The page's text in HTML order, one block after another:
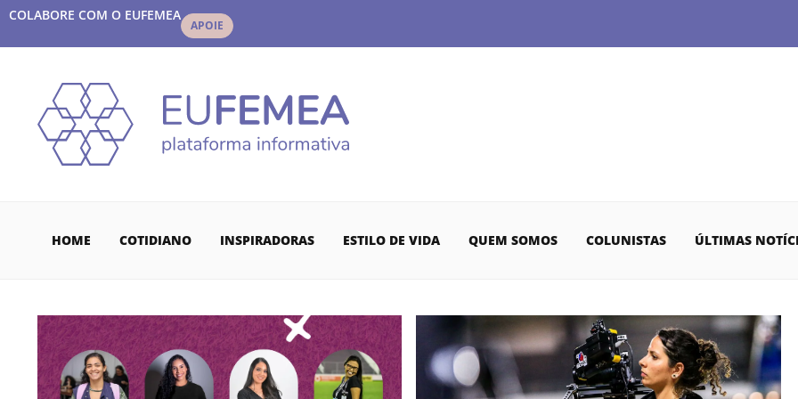
COLABORE COM O EUFEMEA
APOIE
HOME COTIDIANO INSPIRADORAS ESTILO DE VIDA QUEM SOMOS COLUNISTAS ÚLTIMAS